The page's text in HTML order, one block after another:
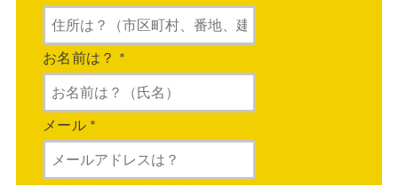
お名前は？ *
メール *